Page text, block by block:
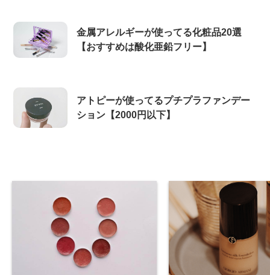
金属アレルギーが使ってる化粧品20選
【おすすめは酸化亜鉛フリー】
アトピーが使ってるプチプラファンデー
ション【2000円以下】